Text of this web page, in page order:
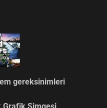
gereksinimleri